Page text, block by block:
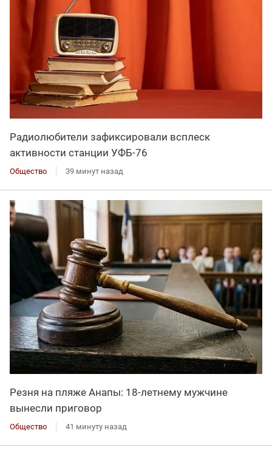
Радиолюбители зафиксировали всплеск
активности станции УФБ-76
Общество 39 минут назад
Резня на пляже Анапы: 18-летнему мужчине
вынесли приговор
Общество 41 минуту назад